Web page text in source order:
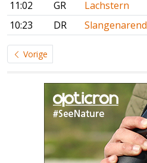
11:02
GR
Lachstern
10:23
DR Slangenarend
Vorige